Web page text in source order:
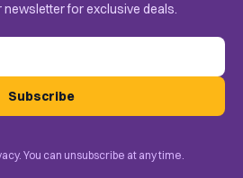
for exclusive deals.
Subscribe
You can unsubscribe at any time.